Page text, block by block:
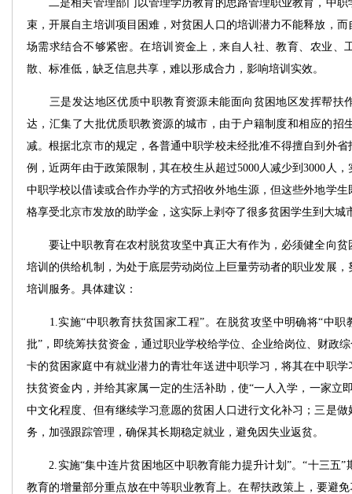
二是相关管理部门以管理学历教育的思路管理职业教育，中职
束，开展自主培训项目困难，对贫困人口的培训潜力不能释放，
场需求结合不够紧密。在培训资金上，来自人社、教育、农业、
散、标准低，缺乏信息共享，难以形成合力，影响培训实效。
三是发达地区优质中职教育资源未能面向贫困地区发挥帮扶
达，汇集了大批优质职教资源的城市，由于户籍制度和相应的招
减。根据北京市的规定，各普通中职学校未经批准不得擅自到外
例，近两年由于政策限制，其在校生从超过5000人减少到3000人
中职学校以借读或合作办学的方式招收外地生源，但这些外地学
格享受北京市发放的助学金，这实际上剥夺了很多贫困学生到大城
要让中职教育在农村脱贫攻坚中真正大有作为，必须健全向贫
培训的供给机制，为处于底层劳动岗位上巨量劳动者的职业发展
培训服务。具体建议：
1.实施“中职教育扶贫国家工程”。在脱贫攻坚中明确将“中职
批”，即统筹扶贫资金，通过职业学校给学位、企业给岗位、财政
卡的贫困家庭中有就业潜力的青壮年送进中职学习，将其在中职
扶贫资金内，并给其家属一定的生活补助，使“一人入学，一家立
中文化程度、但有继续学习意愿的贫困人口进行文化补习；三是
务，加强跟踪管理，确保其长期稳定就业，避免因失业返贫。
2.实施“集中连片贫困地区中职教育能力提升计划”。“十三五”
教育的增量部分重点放在中等职业教育上。在帮扶政策上，要避免